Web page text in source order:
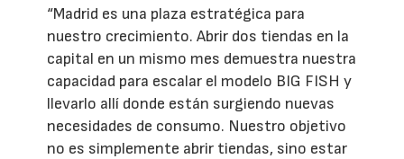
“Madrid es una plaza estratégica para
nuestro crecimiento. Abrir dos tiendas en la
capital en un mismo mes demuestra nuestra
capacidad para escalar el modelo BIG FISH y
llevarlo allí donde están surgiendo nuevas
necesidades de consumo. Nuestro objetivo
no es simplemente abrir tiendas, sino estar